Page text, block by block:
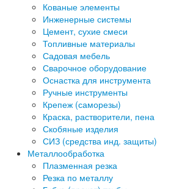
Кованые элементы
Инженерные системы
Цемент, сухие смеси
Топливные материалы
Садовая мебель
Сварочное оборудование
Оснастка для инструмента
Ручные инструменты
Крепеж (саморезы)
Краска, растворители, пена
Скобяные изделия
СИЗ (средства инд. защиты)
Металлообработка
Плазменная резка
Резка по металлу